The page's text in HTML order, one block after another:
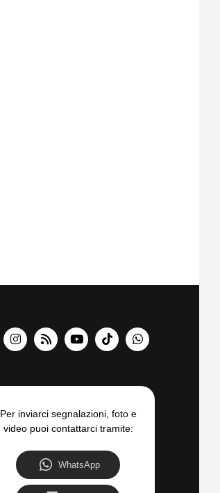
Per inviarci segnalazioni, foto e
video puoi contattarci tramite:
WhatsApp